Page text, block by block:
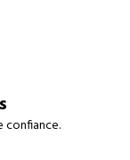
confiance.